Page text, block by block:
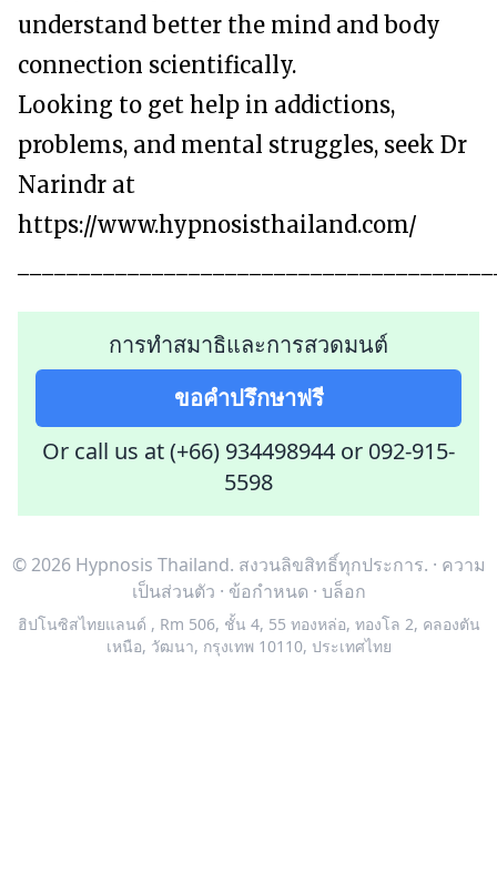
understand better the mind and body
connection scientifically.
Looking to get help in addictions,
problems, and mental struggles, seek Dr
Narindr at
https://www.hypnosisthailand.com/
การทำสมาธิและการสวดมนต์
ขอคำปรึกษาฟรี
Or call us at (+66) 934498944 or 092-915-
5598
© 2026 Hypnosis Thailand. สงวนลิขสิทธิ์ทุกประการ. · ความ
เป็นส่วนตัว · ข้อกำหนด · บล็อก
ฮิปโนซิสไทยแลนด์ , Rm 506, ชั้น 4, 55 ทองหล่อ, ทองโล 2, คลองตัน
เหนือ, วัฒนา, กรุงเทพ 10110, ประเทศไทย